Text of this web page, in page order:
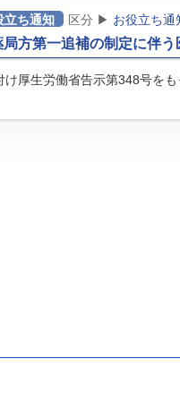
立ち通知 区分 ▶ お役立ち通
方第一追補の制定に伴
厚生労働省告示第348号を